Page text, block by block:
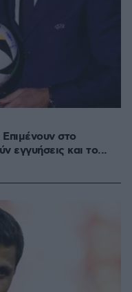
στο
εγγυήσεις και το...